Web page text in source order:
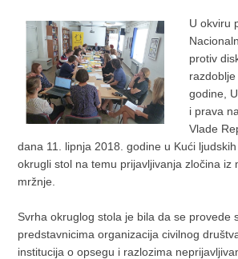
U okviru
protiv
razdoblje
godine,
i prava
Vlade
dana 11. lipnja 2018. godine u Kući
okrugli stol na temu prijavljivanja zločina iz
mržnje.
Svrha okruglog stola je bila da se provede
predstavnicima organizacija civilnog
institucija o opsegu i razlozima